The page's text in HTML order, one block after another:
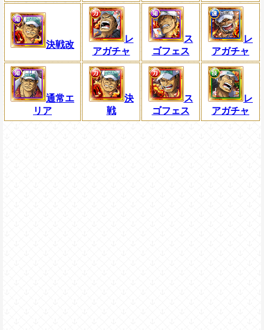
決戦改
レ
アガチャ
ス
ゴフェス
レ
アガチャ
通常エ
リア
決
戦
ス
ゴフェス
レ
アガチャ